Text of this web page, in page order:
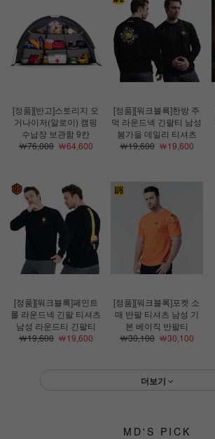
[정품][반고]스토리지 오
거나이저(알로이) 캠핑
수납장 보관함 9칸
￦76,000￦64,600
[정품][워크블록]한방 주
먹 라운드넥 긴팔티 남성
봄가을 데일리 티셔츠
￦19,600￦19,600
[정품][워크블록]페인트
롤 라운드넥 긴팔 티셔츠
남성 라운드티 긴팔티
￦19,600￦19,600
[정품][워크블록]포켓 소
매 반팔 티셔츠 남성 기
본 베이직 반팔티
￦30,100￦30,100
더보기
MD'S PICK